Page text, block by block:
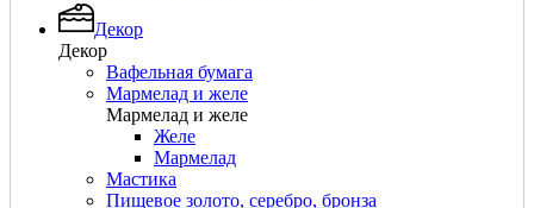
Декор
Декор
Вафельная бумага
Мармелад и желе
Мармелад и желе
Желе
Мармелад
Мастика
Пищевое золото, серебро, бронза